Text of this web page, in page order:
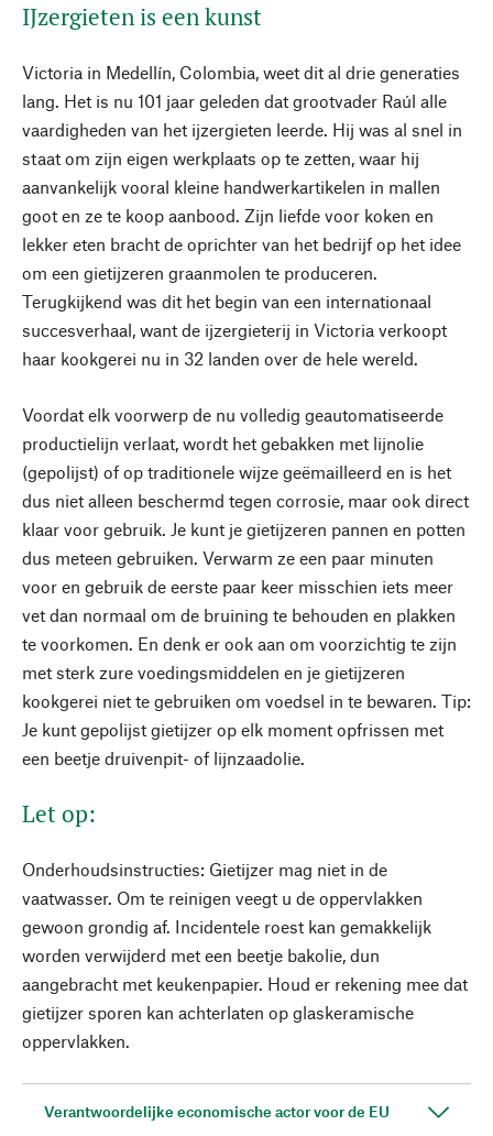
IJzergieten is een kunst
Victoria in Medellín, Colombia, weet dit al drie generaties
lang. Het is nu 101 jaar geleden dat grootvader Raúl alle
vaardigheden van het ijzergieten leerde. Hij was al snel in
staat om zijn eigen werkplaats op te zetten, waar hij
aanvankelijk vooral kleine handwerkartikelen in mallen
goot en ze te koop aanbood. Zijn liefde voor koken en
lekker eten bracht de oprichter van het bedrijf op het idee
om een gietijzeren graanmolen te produceren.
Terugkijkend was dit het begin van een internationaal
succesverhaal, want de ijzergieterij in Victoria verkoopt
haar kookgerei nu in 32 landen over de hele wereld.
Voordat elk voorwerp de nu volledig geautomatiseerde
productielijn verlaat, wordt het gebakken met lijnolie
(gepolijst) of op traditionele wijze geëmailleerd en is het
dus niet alleen beschermd tegen corrosie, maar ook direct
klaar voor gebruik. Je kunt je gietijzeren pannen en potten
dus meteen gebruiken. Verwarm ze een paar minuten
voor en gebruik de eerste paar keer misschien iets meer
vet dan normaal om de bruining te behouden en plakken
te voorkomen. En denk er ook aan om voorzichtig te zijn
met sterk zure voedingsmiddelen en je gietijzeren
kookgerei niet te gebruiken om voedsel in te bewaren. Tip:
Je kunt gepolijst gietijzer op elk moment opfrissen met
een beetje druivenpit- of lijnzaadolie.
Let op:
Onderhoudsinstructies: Gietijzer mag niet in de
vaatwasser. Om te reinigen veegt u de oppervlakken
gewoon grondig af. Incidentele roest kan gemakkelijk
worden verwijderd met een beetje bakolie, dun
aangebracht met keukenpapier. Houd er rekening mee dat
gietijzer sporen kan achterlaten op glaskeramische
oppervlakken.
Verantwoordelijke economische actor voor de EU